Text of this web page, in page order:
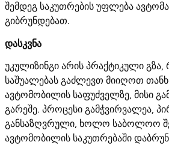
შემდეგ საკუთრების უფლება
გიბრუნდებათ.
დასკვნა
უკულიზინგი არის პრაქტიკული
საშუალებას გაძლევთ მიიღოთ
ავტომობილის საფუძველზე, მისი
გარეშე. პროცესი გამჭვირვალეა,
განსაზღვრული, ხოლო საბოლოო
ავტომობილის საკუთრებაში